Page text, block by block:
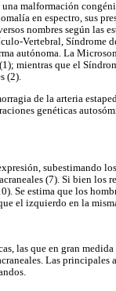
malformación
en espectro, sus
nombres según las
Vertebral, Síndrome
autónoma. La
mientras que el
(2).
de la arteria
genéticas
subestimando
(7). Si bien los
Se estima que los
el izquierdo en la
las que en gran
Las principales